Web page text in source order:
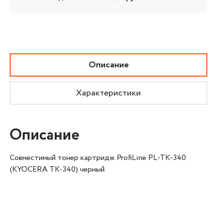
Описание
Характеристики
Описание
Совместимый тонер картридж ProfiLine PL-TK-340
(KYOCERA TK-340) черный